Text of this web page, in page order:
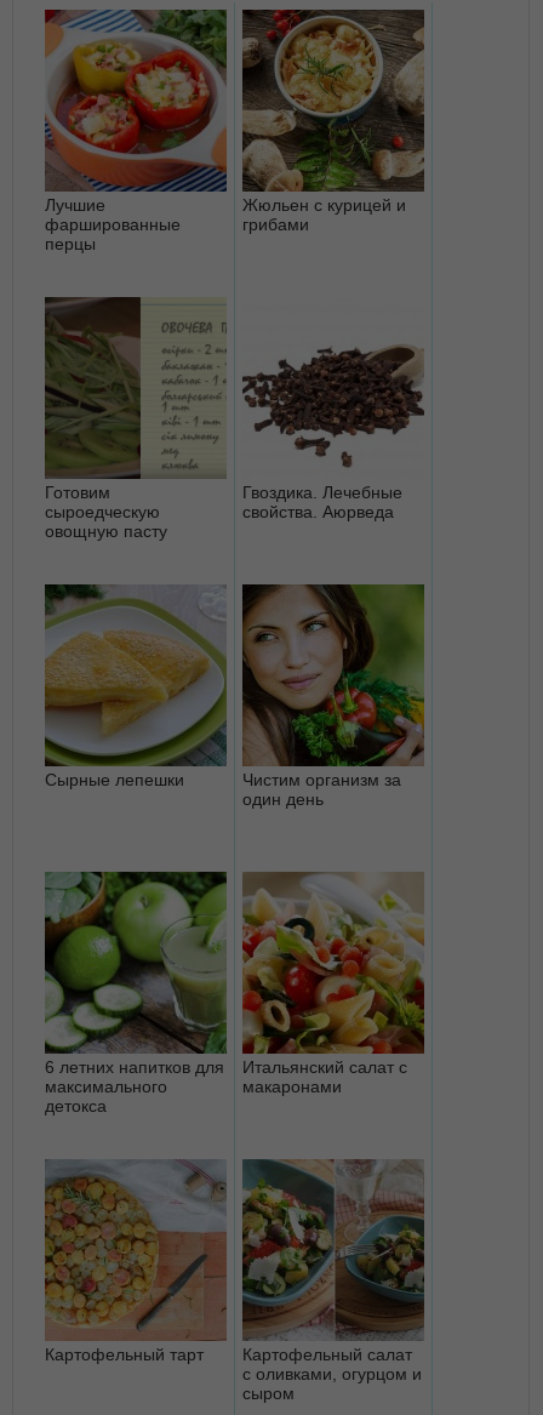
Лучшие
фаршированные
перцы
Жюльен с курицей и
грибами
Готовим
сыроедческую
овощную пасту
Гвоздика. Лечебные
свойства. Аюрведа
Сырные лепешки
Чистим организм за
один день
6 летних напитков для
максимального
детокса
Итальянский салат с
макаронами
Картофельный тарт
Картофельный салат
с оливками, огурцом и
сыром